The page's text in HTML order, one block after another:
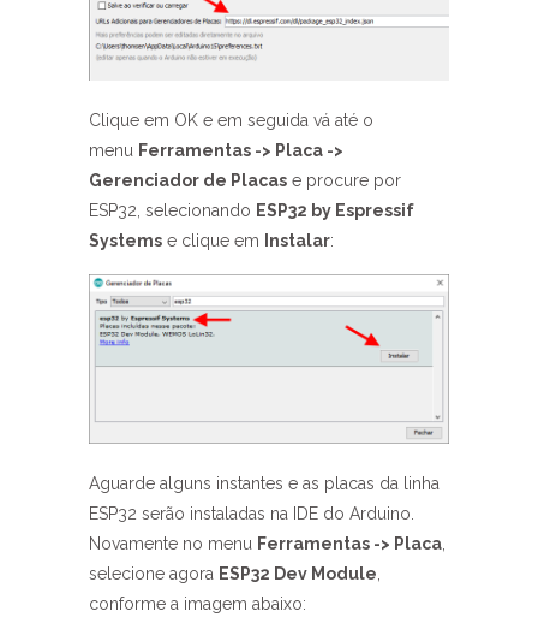
Clique em OK e em seguida vá até o
menu Ferramentas -> Placa ->
Gerenciador de Placas e procure por
ESP32, selecionando ESP32 by Espressif
Systems e clique em Instalar:
Aguarde alguns instantes e as placas da linha
ESP32 serão instaladas na IDE do Arduino.
Novamente no menu Ferramentas -> Placa
selecione agora ESP32 Dev Module
conforme a imagem abaixo: